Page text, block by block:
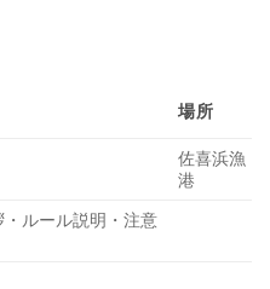
場所
佐喜浜漁
港
ルール説明・注意